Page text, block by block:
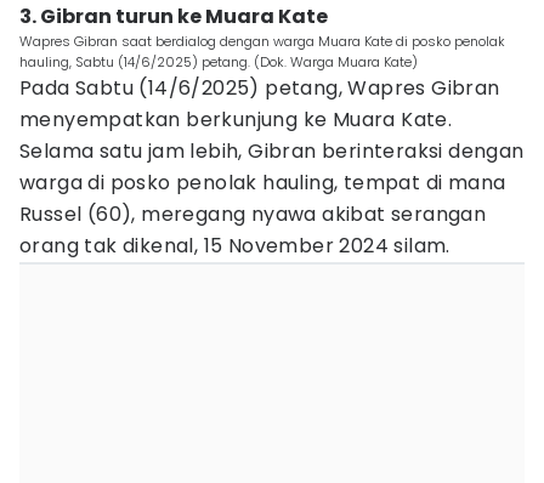
3. Gibran turun ke Muara Kate
Wapres Gibran saat berdialog dengan warga Muara Kate di posko penolak
hauling, Sabtu (14/6/2025) petang. (Dok. Warga Muara Kate)
Pada Sabtu (14/6/2025) petang, Wapres Gibran
menyempatkan berkunjung ke Muara Kate.
Selama satu jam lebih, Gibran berinteraksi dengan
warga di posko penolak hauling, tempat di mana
Russel (60), meregang nyawa akibat serangan
orang tak dikenal, 15 November 2024 silam.